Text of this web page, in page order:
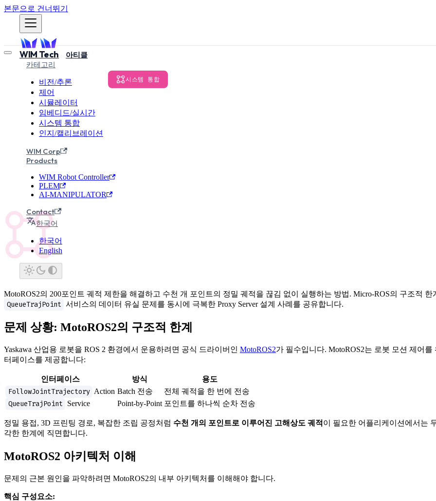
본문으로 건너뛰기
WIM Tech
아티클
카테고리
비전/추론
제어
시뮬레이터
임베디드/실시간
시스템 통합
인지/캘리브레이션
WIM Corp
Products
WIM Robot Controller
PLEM
AI-MANIPULATOR
Contact
한국어
한국어
English
시스템 통합
를 해결하기 위한 Proxy Server 아키텍처 설계 및 구현 사례를 다룹니다.
MotoROS2의 200포인트 궤적 제한을 해결하고 수천 개 포인트의 정밀 궤적을 끊김 없이 실행하는 방법. Micro-ROS의 구조적 한
QueueTrajPoint 서비스의 데이터 유실 문제를 동시에 극복한 Proxy Server 설계 사례를 공유합니다.
문제 상황: MotoROS2의 구조적 한계
Yaskawa 산업용 로봇을 ROS 2 환경에서 운용하려면 공식 드라이버인 MotoROS2가 필수입니다. MotoROS2는 로봇 모션 제어를
터페이스를 제공합니다:
인터페이스 방식 용도
FollowJointTrajectory Action Batch 전송 전체 궤적을 한 번에 전송
QueueTrajPoint Service Point-by-Point 포인트를 하나씩 순차 전송
정밀 용접, 3D 프린팅 경로, 복잡한 조립 공정처럼 수천 개의 포인트로 이루어진 고해상도 궤적 이 필요한 어플리케이션에서는
각한 한계에 직면합니다.
MotoROS2 아키텍처 이해
문제의 근본 원인을 파악하려면 MotoROS2의 내부 아키텍처를 이해해야 합니다.
핵심 구성요소: